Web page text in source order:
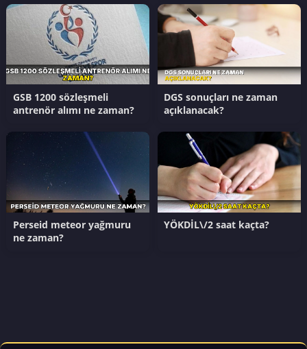
GSB 1200 sözleşmeli
antrenör alımı ne zaman?
DGS sonuçları ne zaman
açıklanacak?
Perseid meteor yağmuru
ne zaman?
YÖKDİL\/2 saat kaçta?